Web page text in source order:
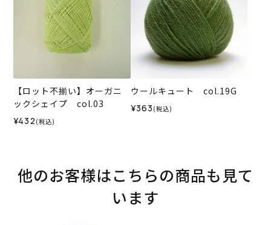
【ロット不揃い】オーガニ
ックシェイプ col.03
¥432 (税込)
ウールキュート col.19G
¥363 (税込)
他のお客様はこちらの商品も見て
います